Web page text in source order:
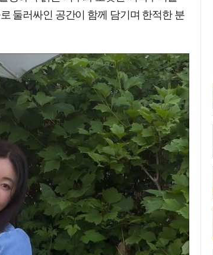
둘러싸인 공간이 함께 담기며 한적한 분